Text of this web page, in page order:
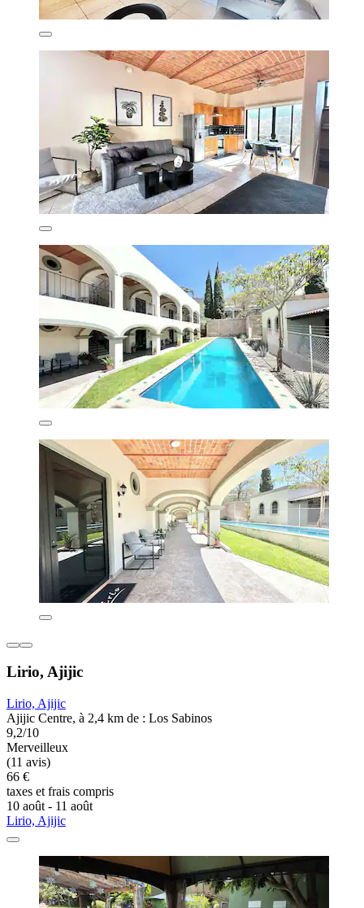
Lirio, Ajijic
Lirio, Ajijic
Ajijic Centre, à 2,4 km de : Los Sabinos
9,2/10
Merveilleux
(11 avis)
66 €
taxes et frais compris
10 août - 11 août
Lirio, Ajijic